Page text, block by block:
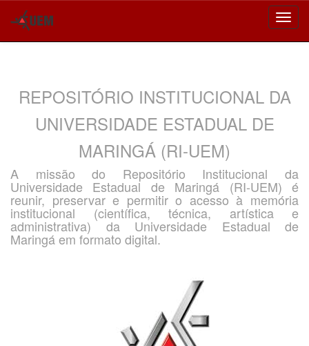
REPOSITÓRIO INSTITUCIONAL DA
UNIVERSIDADE ESTADUAL DE
MARINGÁ (RI-UEM)
A missão do Repositório Institucional da
Universidade Estadual de Maringá (RI-UEM) é
reunir, preservar e permitir o acesso à memória
institucional (científica, técnica, artística e
administrativa) da Universidade Estadual de
Maringá em formato digital.